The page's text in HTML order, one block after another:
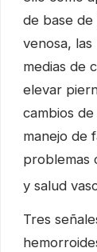
de base de
venosa,
medias de
elevar
cambios
manejo de
problemas
y salud
Tres